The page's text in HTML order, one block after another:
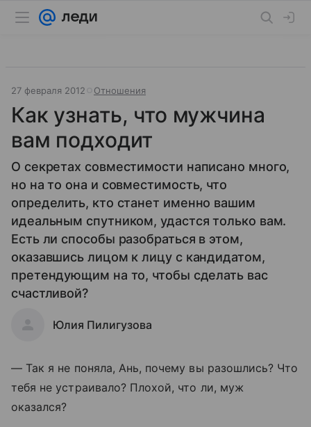
27 февраля 2012 Отношения
Как узнать, что мужчина
вам подходит
О секретах совместимости написано много,
но на то она и совместимость, что
определить, кто станет именно вашим
идеальным спутником, удастся только вам.
Есть ли способы разобраться в этом,
оказавшись лицом к лицу с кандидатом,
претендующим на то, чтобы сделать вас
счастливой?
Юлия Пилигузова
— Так я не поняла, Ань, почему вы разошлись? Что
тебя не устраивало? Плохой, что ли, муж
оказался?